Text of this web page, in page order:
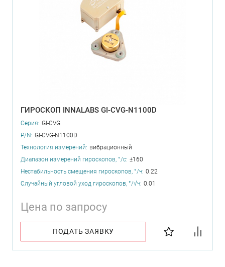
ГИРОСКОП INNALABS GI-CVG-N1100D
Серия: GI-CVG
P/N: GI-CVG-N1100D
Технология измерений: вибрационный
Диапазон измерений гироскопов, °/с: ±160
Нестабильность смещения гироскопов, °/ч: 0.22
Случайный угловой уход гироскопов, °/√ч: 0.01
Цена по запросу
ПОДАТЬ ЗАЯВКУ